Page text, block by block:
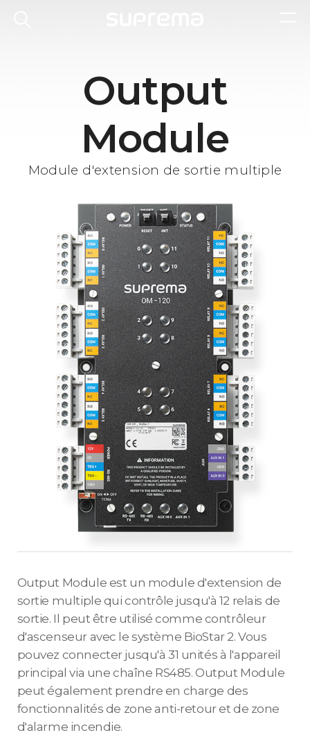
Output
Module
Module d'extension de sortie multiple
Output Module est un module d'extension de
sortie multiple qui contrôle jusqu'à 12 relais de
sortie. Il peut être utilisé comme contrôleur
d'ascenseur avec le système BioStar 2. Vous
pouvez connecter jusqu'à 31 unités à l'appareil
principal via une chaîne RS485. Output Module
peut également prendre en charge des
fonctionnalités de zone anti-retour et de zone
d'alarme incendie.